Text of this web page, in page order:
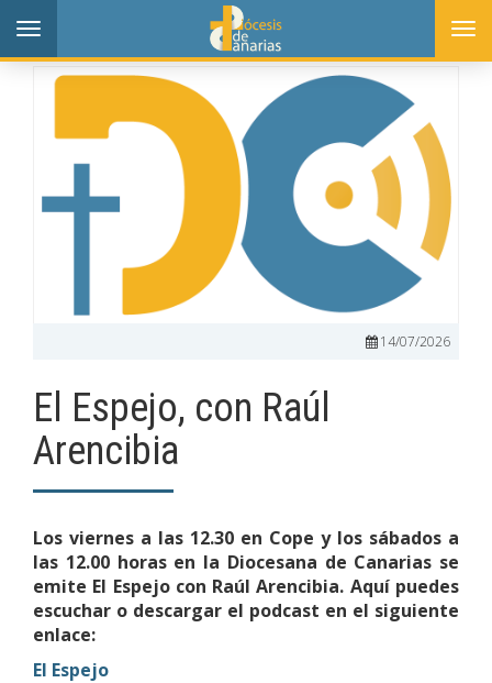
Toggle
navigation
14/07/2026
El Espejo, con Raúl
Arencibia
Los viernes a las 12.30 en Cope y los sábados a
las 12.00 horas en la Diocesana de Canarias se
emite El Espejo con Raúl Arencibia. Aquí puedes
escuchar o descargar el podcast en el siguiente
enlace:
El Espejo